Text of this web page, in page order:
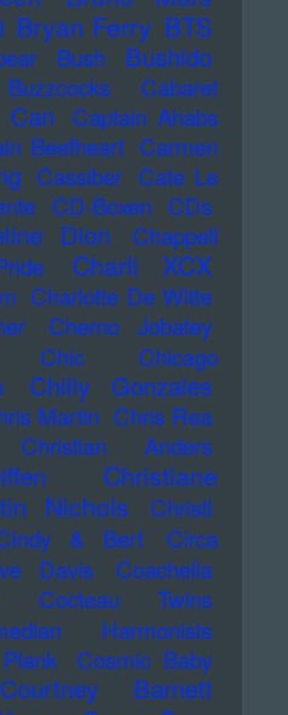
Bryan Ferry BTS
Bush Bushido
Buzzcocks
Cabaret
Can
Captain Ahabs
Beefheart Carmen
Cassiber Cate Le
CD-Boxen
CDs
Dion
Chappell
Charli XCX
Charlotte De Witte
Cherno Jobatey
Chic
Chicago
Chilly Gonzales
Martin Chris Rea
Christian Anders
Christiane
Nichols Christl
& Bert
Circa
Davis
Coachella
Cocteau Twins
Harmonists
Cosmic Baby
Courtney Barnett